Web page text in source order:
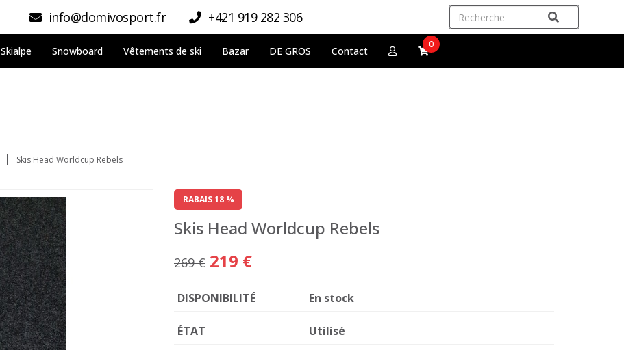
info@domivosport.fr +421 919 282 306
Skialpe Snowboard Vêtements de ski Bazar DE GROS Contact
0
Skis Head Worldcup Rebels
RABAIS 18 %
Skis Head Worldcup Rebels
269 € 219 €
DISPONIBILITÉ En stock
ÉTAT Utilisé